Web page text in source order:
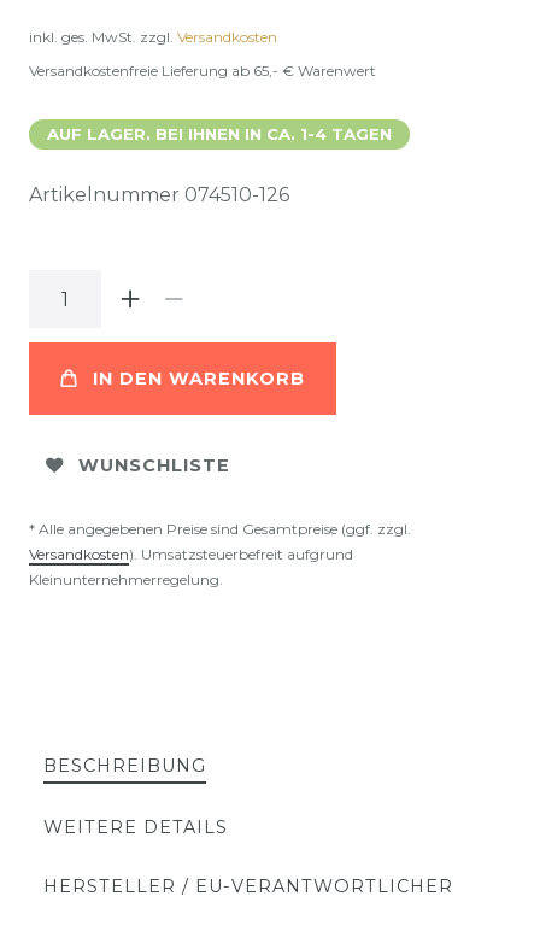
inkl. ges. MwSt. zzgl. Versandkosten
Versandkostenfreie Lieferung ab 65,- € Warenwert
AUF LAGER. BEI IHNEN IN CA. 1-4 TAGEN
Artikelnummer 074510-126
IN DEN WARENKORB
WUNSCHLISTE
* Alle angegebenen Preise sind Gesamtpreise (ggf. zzgl.
Versandkosten). Umsatzsteuerbefreit aufgrund
Kleinunternehmerregelung.
BESCHREIBUNG
WEITERE DETAILS
HERSTELLER / EU-VERANTWORTLICHER